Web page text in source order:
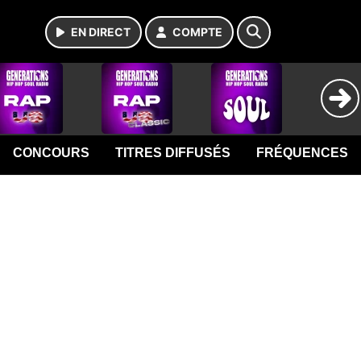
EN DIRECT COMPTE
CONCOURS TITRES DIFFUSÉS FRÉQUENCES